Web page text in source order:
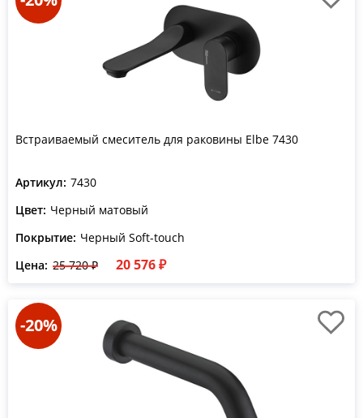
Встраиваемый смеситель для раковины Elbe 7430
Артикул: 7430
Цвет: Черный матовый
Покрытие: Черный Soft-touch
Цена: 25 720 ₽ 20 576 ₽
-20%